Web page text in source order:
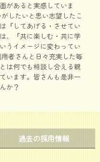
があると実感していま
したいと思い志望したこ
『してあげる・させてい
、『共に楽しむ・共に学
うイメージに変わってい
者さんと日々充実した毎
は何でも相談し合える親
います。皆さんも是非一
か？
過去の採用情報